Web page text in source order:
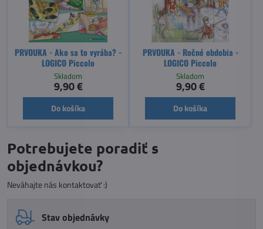
PRVOUKA - Ako sa to vyrába? -
LOGICO Piccolo
Skladom
9,90 €
Do košíka
PRVOUKA - Ročné obdobia -
LOGICO Piccolo
Skladom
9,90 €
Do košíka
Potrebujete poradiť s
objednávkou?
Neváhajte nás kontaktovať :)
Stav objednávky